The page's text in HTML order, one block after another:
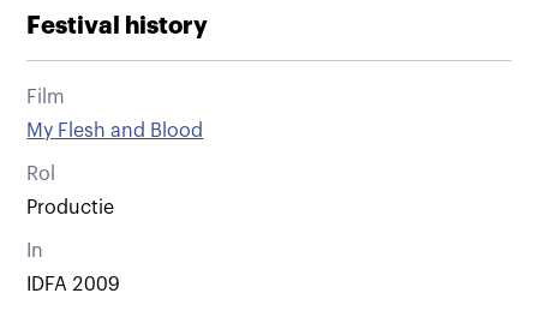
Festival history
Film
My Flesh and Blood
Rol
Productie
In
IDFA 2009